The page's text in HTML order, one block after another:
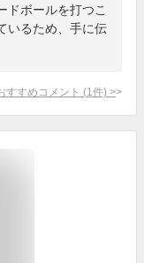
ドボールを打つこ
いるため、手に伝
すすめコメント (1 件) >